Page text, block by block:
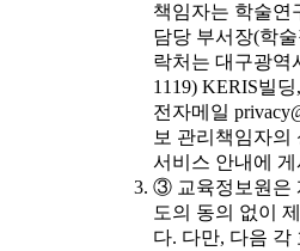
책임자는 학술연
담당 부서장(학
락처는 대구광역
1119) KERIS빌
전자메일
보 관리책임자의
서비스 안내에
③ 교육정보원은
도의 동의 없이
다. 다만, 다음 각